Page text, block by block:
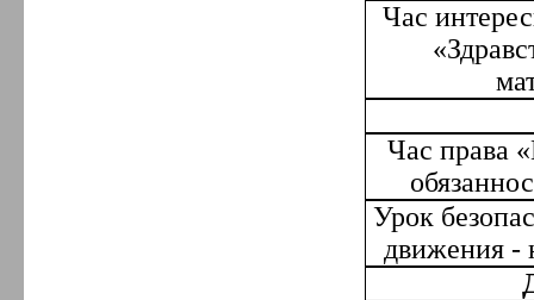
Час
Час права
Урок
движения -